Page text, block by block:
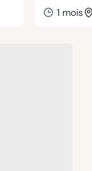
1 mois